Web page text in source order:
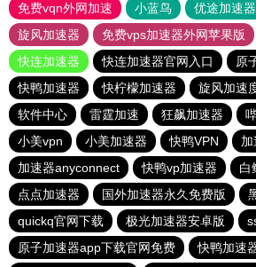
免费vqn外网加速
小蓝鸟 优途加速
旋风加速器
免费vps加速器外网苹果版
快连加速器
快连加速器官网入口
原
快鸭加速器
快柠檬加速器 旋风加速
软件中心
雷霆加速 狂飙加速器
小美vpn
小美加速器 快鸭VPN
加速器anyconnect
快鸭vp加速器
白
点点加速器
国外加速器永久免费版
quickq官网下载
极光加速器安卓版
原子加速器app下载官网免费
快鸭加速